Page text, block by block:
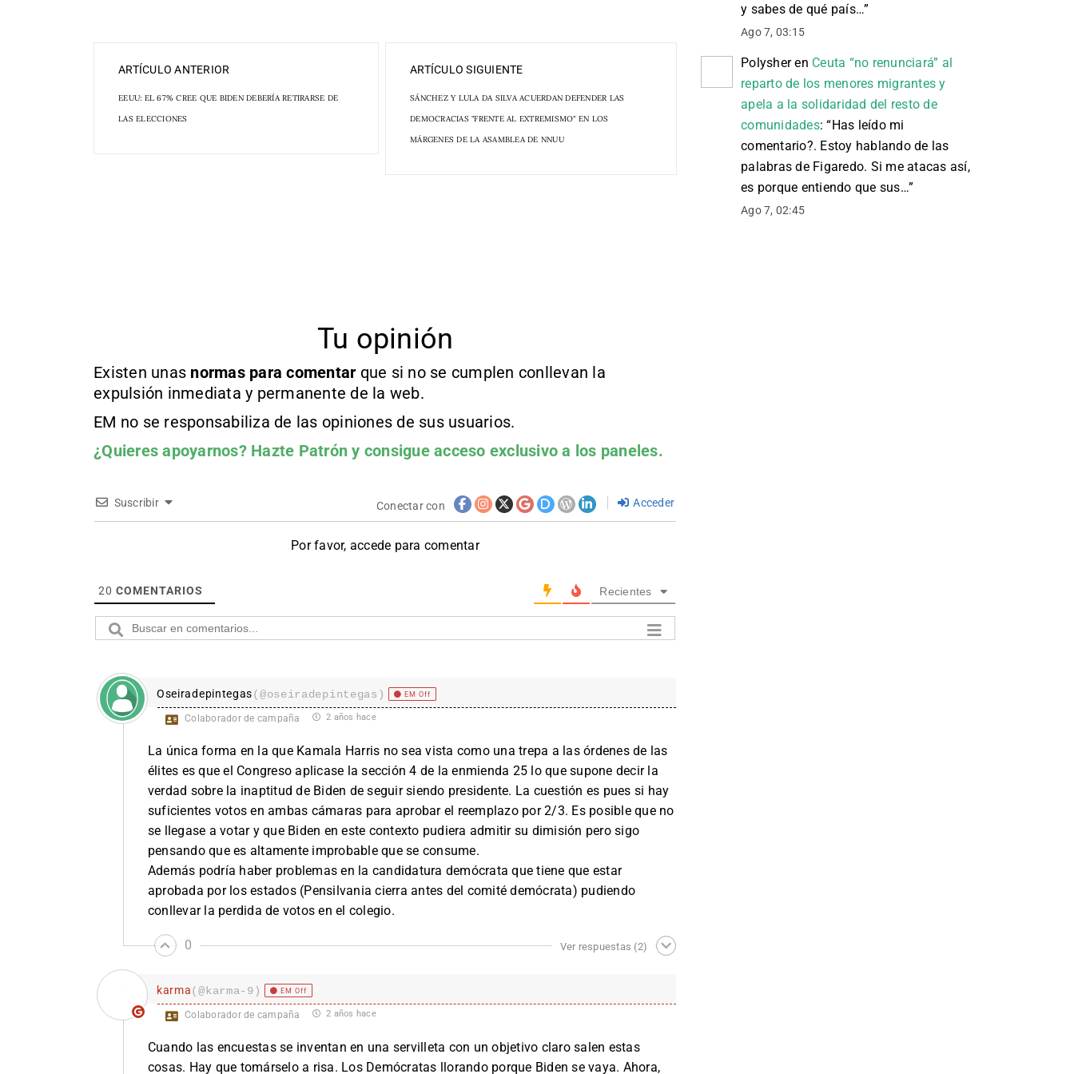
ARTÍCULO ANTERIOR
EEUU: EL 67% CREE QUE BIDEN DEBERÍA RETIRARSE DE
LAS ELECCIONES
ARTÍCULO SIGUIENTE
SÁNCHEZ Y LULA DA SILVA ACUERDAN DEFENDER LAS
DEMOCRACIAS "FRENTE AL EXTREMISMO" EN LOS
MÁRGENES DE LA ASAMBLEA DE NNUU
Tu opinión
Existen unas normas para comentar que si no se cumplen conllevan la
expulsión inmediata y permanente de la web.
EM no se responsabiliza de las opiniones de sus usuarios.
¿Quieres apoyarnos? Hazte Patrón y consigue acceso exclusivo a los paneles.
Suscribir Conectar con Acceder
Por favor, accede para comentar
20 COMENTARIOS Recientes
Oseiradepintegas(@oseiradepintegas) EM Off
Colaborador de campaña 2 años hace
La única forma en la que Kamala Harris no sea vista como una trepa a las órdenes de las
élites es que el Congreso aplicase la sección 4 de la enmienda 25 lo que supone decir la
verdad sobre la inaptitud de Biden de seguir siendo presidente. La cuestión es pues si hay
suficientes votos en ambas cámaras para aprobar el reemplazo por 2/3. Es posible que no
se llegase a votar y que Biden en este contexto pudiera admitir su dimisión pero sigo
pensando que es altamente improbable que se consume.
Además podría haber problemas en la candidatura demócrata que tiene que estar
aprobada por los estados (Pensilvania cierra antes del comité demócrata) pudiendo
conllevar la perdida de votos en el colegio.
0 Ver respuestas (2)
karma(@karma-9) EM Off
Colaborador de campaña 2 años hace
Cuando las encuestas se inventan en una servilleta con un objetivo claro salen estas
cosas. Hay que tomárselo a risa. Los Demócratas llorando porque Biden se vaya. Ahora,
y sabes de qué país…”
Ago 7, 03:15
Polysheren Ceuta “no renunciará” al
reparto de los menores migrantes y
apela a la solidaridad del resto de
comunidades: “Has leído mi
comentario?. Estoy hablando de las
palabras de Figaredo. Si me atacas así,
es porque entiendo que sus…”
Ago 7, 02:45